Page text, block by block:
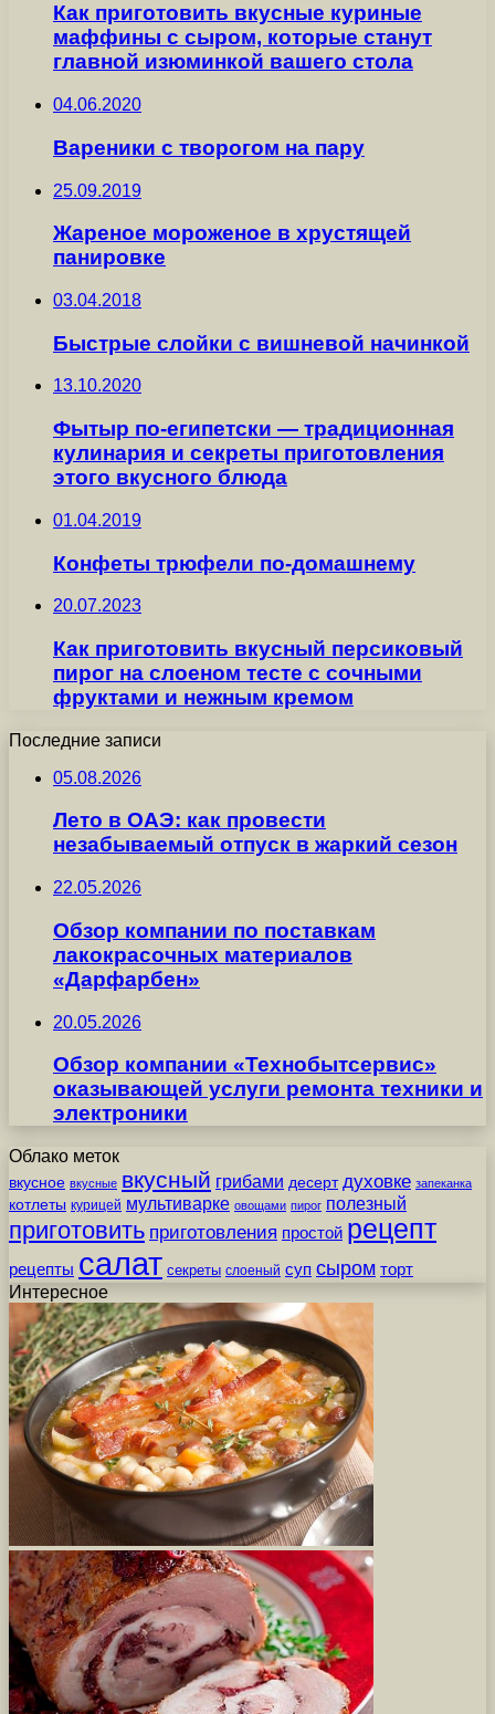
Как приготовить вкусные куриные
маффины с сыром, которые станут
главной изюминкой вашего стола
04.06.2020
Вареники с творогом на пару
25.09.2019
Жареное мороженое в хрустящей
панировке
03.04.2018
Быстрые слойки с вишневой начинкой
13.10.2020
Фытыр по-египетски — традиционная
кулинария и секреты приготовления
этого вкусного блюда
01.04.2019
Конфеты трюфели по-домашнему
20.07.2023
Как приготовить вкусный персиковый
пирог на слоеном тесте с сочными
фруктами и нежным кремом
Последние записи
05.08.2026
Лето в ОАЭ: как провести
незабываемый отпуск в жаркий сезон
22.05.2026
Обзор компании по поставкам
лакокрасочных материалов
«Дарфарбен»
20.05.2026
Обзор компании «Технобытсервис»
оказывающей услуги ремонта техники и
электроники
Облако меток
вкусное вкусные вкусный грибами десерт духовке запеканка
котлеты курицей мультиварке овощами пирог полезный
приготовить приготовления простой рецепт
рецепты салат секреты слоеный суп сыром торт
Интересное